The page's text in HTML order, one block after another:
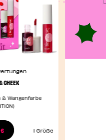
CHEEK
Wangenfarbe
1 Größe